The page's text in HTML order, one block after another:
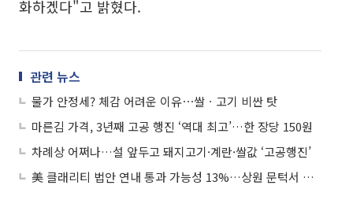
화하겠다"고 밝혔다.
관련 뉴스
물가 안정세? 체감 어려운 이유⋯쌀ㆍ고기 비싼 탓
마른김 가격, 3년째 고공 행진 ‘역대 최고’…한 장당 150원
차례상 어쩌나…설 앞두고 돼지고기·계란·쌀값 ‘고공행진’
美 클래리티 법안 연내 통과 가능성 13%…상원 문턱서 제동